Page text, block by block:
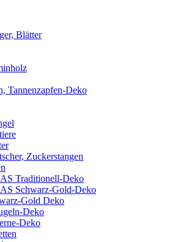
Blätter
Tannenzapfen-Deko
Zuckerstangen
Traditionell-Deko
Schwarz-Gold-Deko
Gold Deko
Deko
Deko